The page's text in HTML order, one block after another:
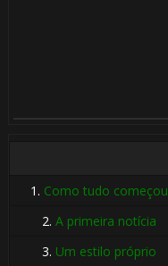
1. Como tudo começou
2.A primeira notícia
3. Um estilo próprio